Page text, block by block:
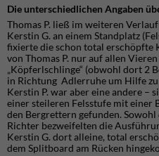
Die unterschiedlichen Angaben
Thomas P. ließ im weiteren
Kerstin G. an einem Standplatz
fixierte die schon total erschöpfte
von Thomas P. nur auf allen
„Köpferlschlinge“ (obwohl dort 2
in Richtung Adlerruhe um Hilfe
Kerstin P. war aber eine andere –
einer steileren Felsstufe mit einer
den Bergrettern gefunden.
Richter bezweifelten die
Kerstin G. dort alleine, total
dem Splitboard am Rücken